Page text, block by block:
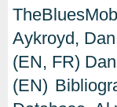
Aykroyd,
(EN, FR)
(EN)